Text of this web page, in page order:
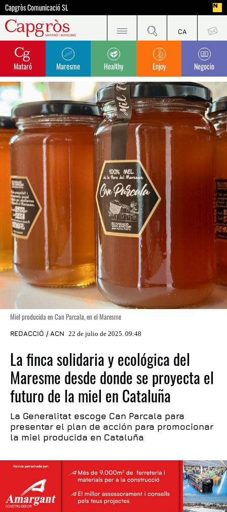
Capgròs Comunicació SL
Mataró Maresme Healthy Enjoy Negocio
Miel producida en Can Parcala, en el Maresme
REDACCIÓ / ACN 22 de julio de 2025. 09:48
La finca solidaria y ecológica del
Maresme desde donde se proyecta el
futuro de la miel en Cataluña
La Generalitat escoge Can Parcala para
presentar el plan de acción para promocionar
la miel producida en Cataluña